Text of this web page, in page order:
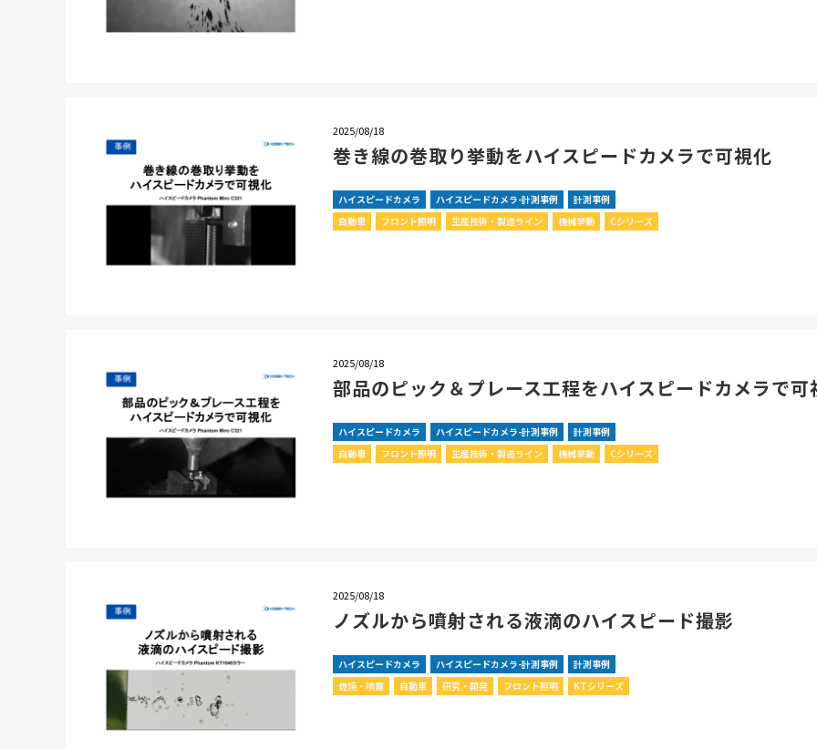
2025/08/18
巻き線の巻取り挙動をハイスピードカメラで可視化
ハイスピードカメラ ハイスピードカメラ-計測事例
計測事例
自動車
フロント照明 生産技術・製造ライン 機械挙動 Cシリーズ
2025/08/18
部品のピック＆プレース工程をハイスピードカメラで可
ハイスピードカメラ ハイスピードカメラ-計測事例
計測事例
自動車
フロント照明 生産技術・製造ライン 機械挙動 Cシリーズ
2025/08/18
ノズルから噴射される液滴のハイスピード撮影
ハイスピードカメラ ハイスピードカメラ-計測事例
計測事例
燃焼・噴霧
自動車 研究・開発 フロント照明 KTシリーズ